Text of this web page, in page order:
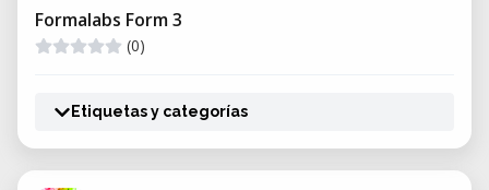
Formalabs Form 3
(0)
Etiquetas y categorías